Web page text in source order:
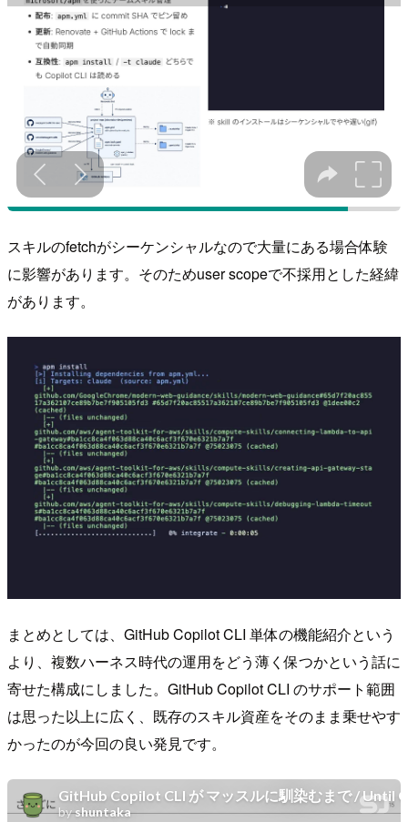
スキルのfetchがシーケンシャルなので大量にある場合体験
に影響があります。そのためuser scopeで不採用とした経緯
があります。
まとめとしては、GitHub Copilot CLI 単体の機能紹介という
より、複数ハーネス時代の運用をどう薄く保つかという話に
寄せた構成にしました。GitHub Copilot CLI のサポート範囲
は思った以上に広く、既存のスキル資産をそのまま乗せやす
かったのが今回の良い発見です。